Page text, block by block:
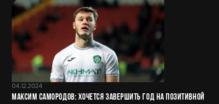
04.12.2024
Максим Самородов: Хочется завершить год на позитивной